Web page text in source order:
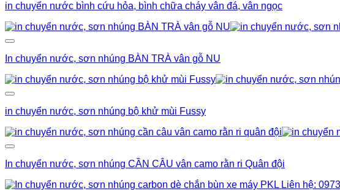
in chuyển nước bình cứu hỏa, bình chữa cháy vân đá, vân ngọc
In chuyển nước, sơn nhúng BÀN TRÀ vân gỗ NU
in chuyển nước, sơn nhúng bộ khử mùi Fussy
In chuyển nước, sơn nhúng CẦN CÂU vân camo rằn ri Quân đội